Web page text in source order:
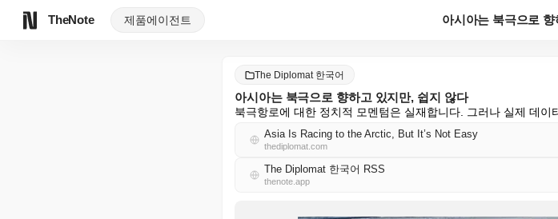
TheNote 제품에이전트
The Diplomat 한국어
아시아는 북극으로 향하고 있지만, 쉽지 않다
북극항로에 대한 정치적 모멘텀은 실재합니다. 그러나 실제 데이
Asia Is Racing to the Arctic, But It’s Not Easy
thediplomat.com
The Diplomat 한국어 RSS
thenote.app